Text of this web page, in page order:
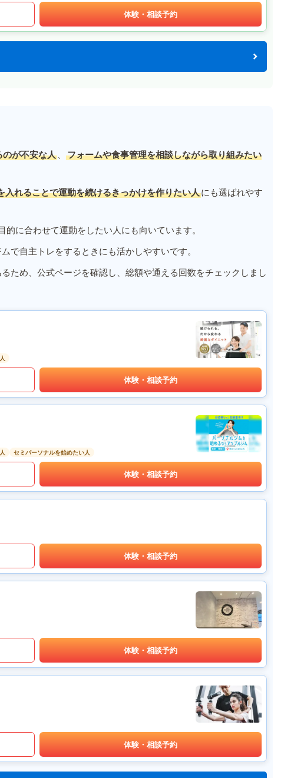
体験・相談予約
が不安な人 、
フォームや食事管理を相談しながら取り組みたい
入れることで運動を続けるきっかけを作りたい人にも選ばれやす
的に合わせて運動をしたい人にも向いています。
で自主トレをするときにも活かしやすいです。
ため、公式ページを確認し、総額や通える回数をチェックしまし
体験・相談予約
セミパーソナルを始めたい人
体験・相談予約
体験・相談予約
体験・相談予約
体験・相談予約